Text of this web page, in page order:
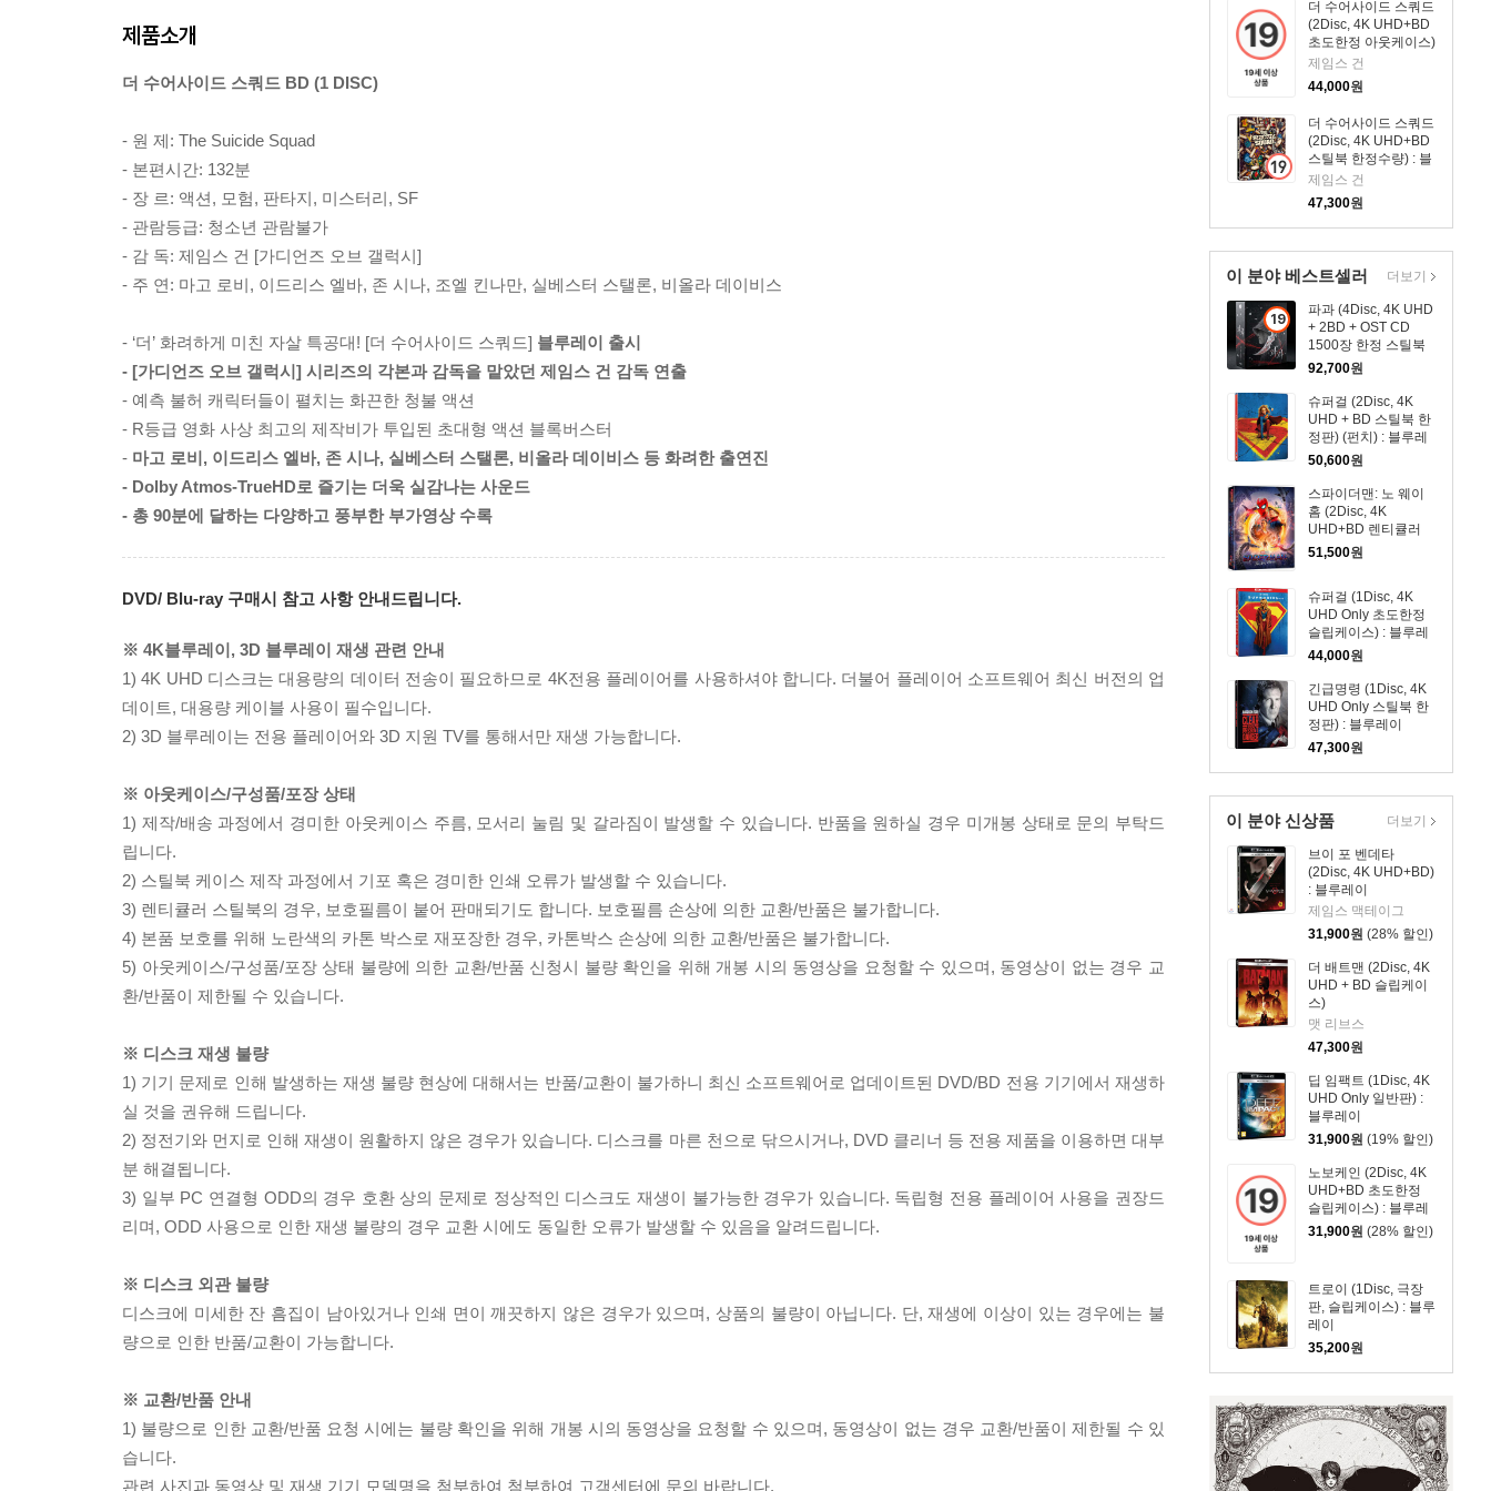
더 수어사이드 스쿼드
(2Disc, 4K UHD+BD
초도한정 아웃케이스)
: 블루레이
제임스 건
44,000원
더 수어사이드 스쿼드
(2Disc, 4K UHD+BD
스틸북 한정수량) : 블
루레이
제임스 건
47,300원
이 분야 베스트셀러
19
세
이
상
품
파과 (4Disc, 4K UHD
+ 2BD + OST CD
1500장 한정 스틸북
한정판) : 블루레이
92,700원
슈퍼걸 (2Disc, 4K
UHD + BD 스틸북 한
정판) (펀치) : 블루레
이
50,600원
스파이더맨: 노 웨이
홈 (2Disc, 4K
UHD+BD 렌티큘러
풀슬립 B1 스틸북 넘
버링 한정판) : 블루레
51,500원
슈퍼걸 (1Disc, 4K
UHD Only 초도한정
슬립케이스) : 블루레
이
44,000원
긴급명령 (1Disc, 4K
UHD Only 스틸북 한
정판) : 블루레이
47,300원
더보기
이 분야 신상품
브이 포 벤데타
(2Disc, 4K UHD+BD)
: 블루레이
제임스 맥테이그
31,900원 (28% 할인)
더 배트맨 (2Disc, 4K
UHD + BD 슬립케이
스)
맷 리브스
47,300원
딥 임팩트 (1Disc, 4K
UHD Only 일반판) :
블루레이
31,900원 (19% 할인)
노보케인 (2Disc, 4K
UHD+BD 초도한정
슬립케이스) : 블루레
이
31,900원 (28% 할인)
트로이 (1Disc, 극장
판, 슬립케이스) : 블루
레이
35,200원
더보기
제품소개
더 수어사이드 스쿼드 BD (1 DISC)
- 원 제: The Suicide Squad
- 본편시간: 132분
- 장 르: 액션, 모험, 판타지, 미스터리, SF
- 관람등급: 청소년 관람불가
- 감 독: 제임스 건 [가디언즈 오브 갤럭시]
- 주 연: 마고 로비, 이드리스 엘바, 존 시나, 조엘 킨나만, 실베스터 스탤론, 비올라 데이비스
- ‘더’ 화려하게 미친 자살 특공대! [더 수어사이드 스쿼드] 블루레이 출시
- [가디언즈 오브 갤럭시] 시리즈의 각본과 감독을 맡았던 제임스 건 감독 연출
- 예측 불허 캐릭터들이 펼치는 화끈한 청불 액션
- R등급 영화 사상 최고의 제작비가 투입된 초대형 액션 블록버스터
- 마고 로비, 이드리스 엘바, 존 시나, 실베스터 스탤론, 비올라 데이비스 등 화려한 출연진
- Dolby Atmos-TrueHD로 즐기는 더욱 실감나는 사운드
- 총 90분에 달하는 다양하고 풍부한 부가영상 수록
DVD/ Blu-ray 구매시 참고 사항 안내드립니다.
※ 4K블루레이, 3D 블루레이 재생 관련 안내
1) 4K UHD 디스크는 대용량의 데이터 전송이 필요하므로 4K전용 플레이어를 사용하셔야 합니다. 더불어 플레이어 소프트웨어 최신 버전의 업
데이트, 대용량 케이블 사용이 필수입니다.
2) 3D 블루레이는 전용 플레이어와 3D 지원 TV를 통해서만 재생 가능합니다.
※ 아웃케이스/구성품/포장 상태
1) 제작/배송 과정에서 경미한 아웃케이스 주름, 모서리 눌림 및 갈라짐이 발생할 수 있습니다. 반품을 원하실 경우 미개봉 상태로 문의 부탁드
립니다.
2) 스틸북 케이스 제작 과정에서 기포 혹은 경미한 인쇄 오류가 발생할 수 있습니다.
3) 렌티큘러 스틸북의 경우, 보호필름이 붙어 판매되기도 합니다. 보호필름 손상에 의한 교환/반품은 불가합니다.
4) 본품 보호를 위해 노란색의 카톤 박스로 재포장한 경우, 카톤박스 손상에 의한 교환/반품은 불가합니다.
5) 아웃케이스/구성품/포장 상태 불량에 의한 교환/반품 신청시 불량 확인을 위해 개봉 시의 동영상을 요청할 수 있으며, 동영상이 없는 경우 교
환/반품이 제한될 수 있습니다.
※ 디스크 재생 불량
1) 기기 문제로 인해 발생하는 재생 불량 현상에 대해서는 반품/교환이 불가하니 최신 소프트웨어로 업데이트된 DVD/BD 전용 기기에서 재생하
실 것을 권유해 드립니다.
2) 정전기와 먼지로 인해 재생이 원활하지 않은 경우가 있습니다. 디스크를 마른 천으로 닦으시거나, DVD 클리너 등 전용 제품을 이용하면 대부
분 해결됩니다.
3) 일부 PC 연결형 ODD의 경우 호환 상의 문제로 정상적인 디스크도 재생이 불가능한 경우가 있습니다. 독립형 전용 플레이어 사용을 권장드
리며, ODD 사용으로 인한 재생 불량의 경우 교환 시에도 동일한 오류가 발생할 수 있음을 알려드립니다.
※ 디스크 외관 불량
디스크에 미세한 잔 흠집이 남아있거나 인쇄 면이 깨끗하지 않은 경우가 있으며, 상품의 불량이 아닙니다. 단, 재생에 이상이 있는 경우에는 불
량으로 인한 반품/교환이 가능합니다.
※ 교환/반품 안내
1) 불량으로 인한 교환/반품 요청 시에는 불량 확인을 위해 개봉 시의 동영상을 요청할 수 있으며, 동영상이 없는 경우 교환/반품이 제한될 수 있
습니다.
관련 사진과 동영상 및 재생 기기 모델명을 첨부하여 첨부하여 고객센터에 문의 바랍니다.